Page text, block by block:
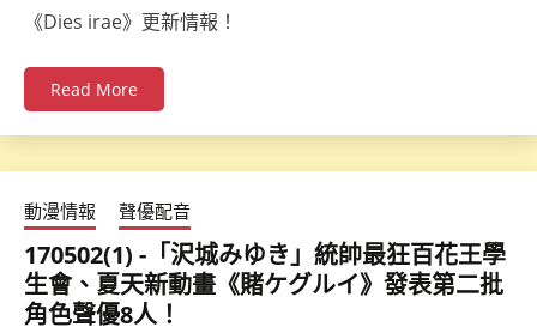
《Dies irae》更新情報！
Read More
動漫情報 聲優配音
170502(1) -「沢城みゆき」統帥最狂百花王學
生會、夏天新動畫《賭ケグルイ》發表第二批
角色聲優8人！